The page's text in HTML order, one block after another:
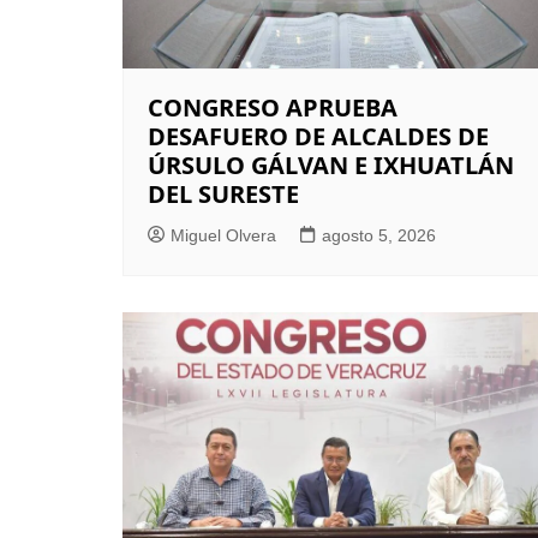
CONGRESO APRUEBA
DESAFUERO DE ALCALDES DE
ÚRSULO GÁLVAN E IXHUATLÁN
DEL SURESTE
Miguel Olvera agosto 5, 2026